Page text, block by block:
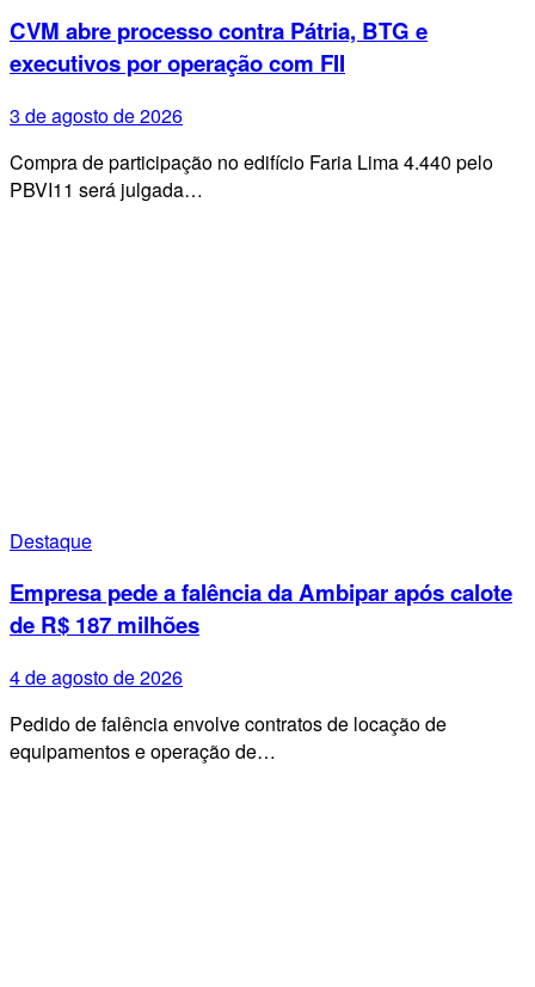
CVM abre processo contra Pátria, BTG e
executivos por operação com FII
3 de agosto de 2026
Compra de participação no edifício Faria Lima 4.440 pelo
PBVI11 será julgada…
Destaque
Empresa pede a falência da Ambipar após calote
de R$ 187 milhões
4 de agosto de 2026
Pedido de falência envolve contratos de locação de
equipamentos e operação de…